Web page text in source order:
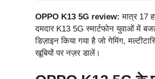
OPPO K13 5G review: मात्र 17
दमदार K13 5G स्मार्टफोन युवाओं में
डिज़ाइन किया गया है जो गेमिंग,
खूबियों पर नज़र डालें।